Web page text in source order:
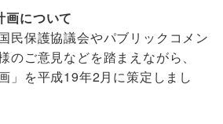
画について
民保護協議会やパブリックコメン
のご意見などを踏まえながら、
」を平成19年2月に策定しまし